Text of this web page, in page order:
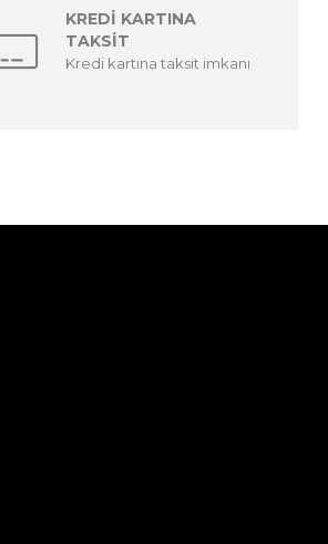
KREDİ KARTINA
TAKSİT
Kredi kartına taksit imkanı